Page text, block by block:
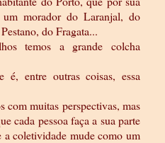
morador do Laranjal, do
do Fragata...
temos a grande colcha
entre outras coisas, essa
com muitas perspectivas, mas
cada pessoa faça a sua parte
a coletividade mude como um